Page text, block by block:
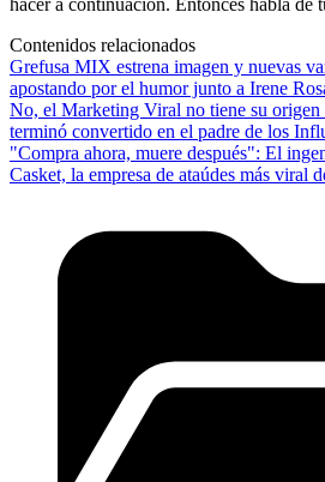
hacer a continuación. Entonces habla de
Contenidos relacionados
Grefusa MIX estrena imagen y nuevas
apostando por el humor junto a Irene
No, el Marketing Viral no tiene su origen
terminó convertido en el padre de los
"Compra ahora, muere después": El
Casket, la empresa de ataúdes más viral